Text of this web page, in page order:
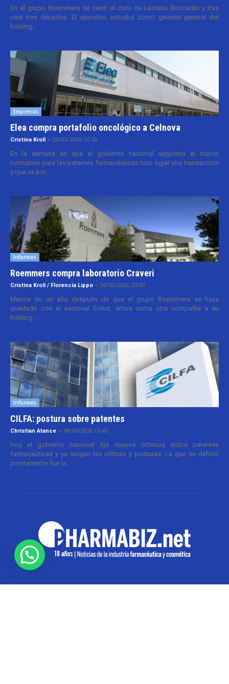
En el grupo Roemmers se cerró el ciclo de Luciano Boccardo y tras
casi tres décadas. El ejecutivo actuaba como gerente general del
holding...
Empresas
Elea compra portafolio oncológico a Celnova
Cristina Kroll - 20/03/2026 10:30
En la semana en que el gobierno nacional aggiornó el marco
normativo para las patentes farmacéuticas tuvo lugar una transacción
y que va por...
Informes
Roemmers compra laboratorio Craveri
Cristina Kroll / Florencia Lippo - 05/05/2026 20:00
Menos de un año después de que el grupo Roemmers se haya
quedado con el nacional Sidus, ahora suma otra compañía a su
holding....
Informes
CILFA: postura sobre patentes
Christian Atance - 18/03/2026 15:45
Hoy el gobierno nacional fijó nuevos criterios sobre patentes
farmacéuticas y ya surgen las críticas y posturas. La que se definió
prontamente fue la...